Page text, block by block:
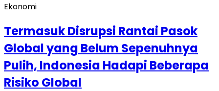
Ekonomi
Termasuk Disrupsi Rantai Pasok
Global yang Belum Sepenuhnya
Pulih, Indonesia Hadapi Beberapa
Risiko Global